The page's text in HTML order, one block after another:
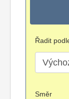
Řadit
Směr